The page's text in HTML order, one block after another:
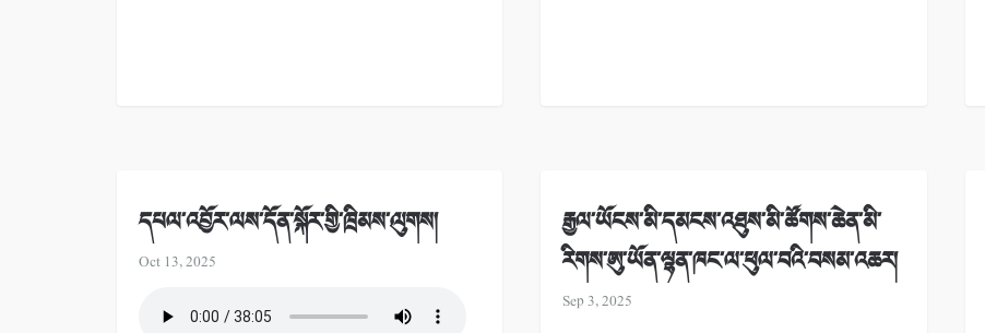
དཔལ་འབྱོར་ལས་དོན་སྐོར་གྱི་ཁྲིམས་ལུགས།
Oct 13, 2025
རྒྱལ་ཡོངས་མི་དམངས་འཐུས་མི་ཚོགས་ཆེན་མི་
རིགས་ཨུ་ཡོན་ལྷན་ཁང་ལ་ཕུལ་བའི་བསམ་འཆར།
Sep 3, 2025